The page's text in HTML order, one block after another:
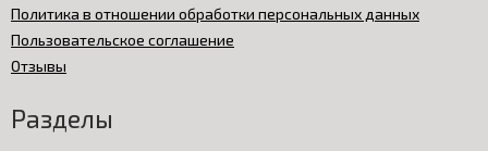
Политика в отношении обработки персональных данных
Пользовательское соглашение
Отзывы
Разделы